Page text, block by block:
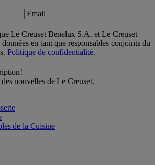
Email
Le Creuset Benelux S.A. et Le Creuset
en tant que responsables conjoints du
Politique de confidentialité.
nouvelles de Le Creuset.
de la Cuisine